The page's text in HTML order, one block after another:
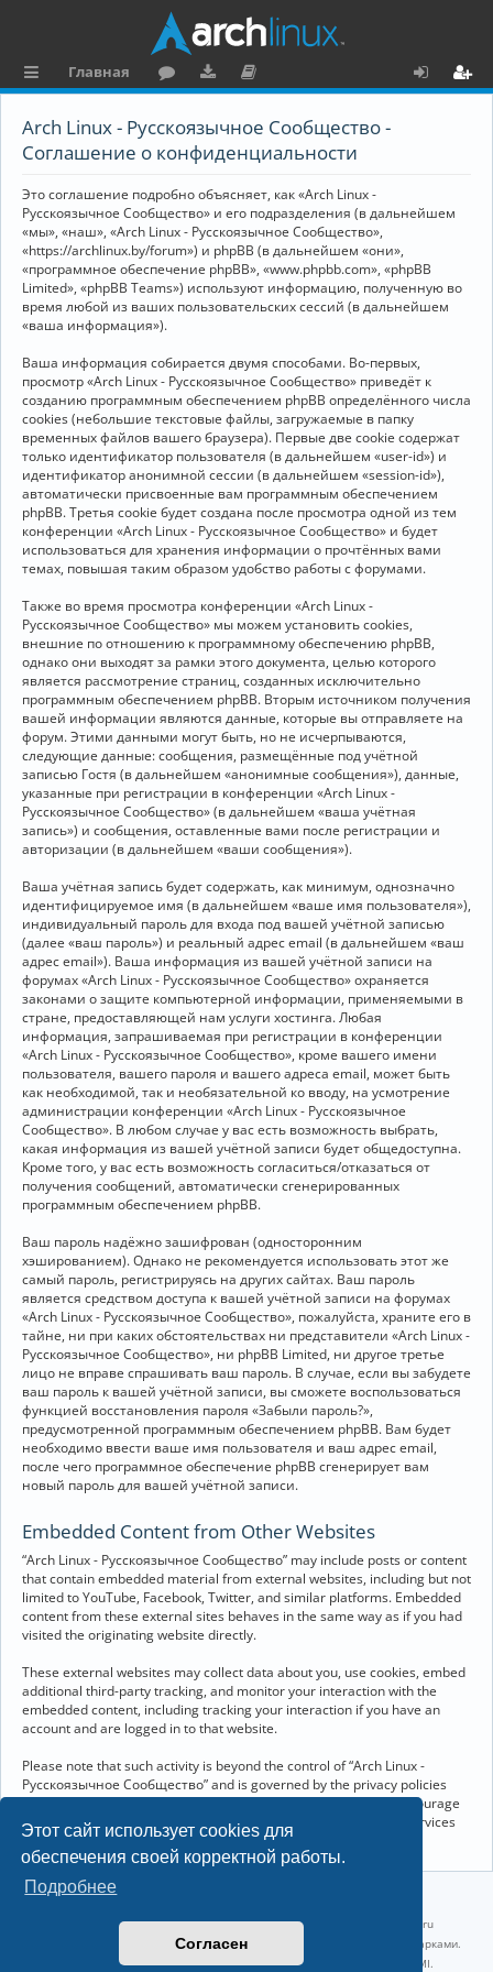
Этот сайт использует cookies для
обеспечения своей корректной работы.
Подробнее
Согласен
ы
к
и
Главная
ру
ру
и
ку
е
н
та
ц
я
Arch Linux - Русскоязычное Сообщество -
Соглашение о конфиденциальности
Это соглашение подробно объясняет, как «Arch Linux -
Русскоязычное Сообщество» и его подразделения (в дальнейшем
«мы», «наш», «Arch Linux - Русскоязычное Сообщество»,
«https://archlinux.by/forum») и phpBB (в дальнейшем «они»,
«программное обеспечение phpBB», «www.phpbb.com», «phpBB
Limited», «phpBB Teams») используют информацию, полученную во
время любой из ваших пользовательских сессий (в дальнейшем
«ваша информация»).
Ваша информация собирается двумя способами. Во-первых,
просмотр «Arch Linux - Русскоязычное Сообщество» приведёт к
созданию программным обеспечением phpBB определённого числа
cookies (небольшие текстовые файлы, загружаемые в папку
временных файлов вашего браузера). Первые две cookie содержат
только идентификатор пользователя (в дальнейшем «user-id») и
идентификатор анонимной сессии (в дальнейшем «session-id»),
автоматически присвоенные вам программным обеспечением
phpBB. Третья cookie будет создана после просмотра одной из тем
конференции «Arch Linux - Русскоязычное Сообщество» и будет
использоваться для хранения информации о прочтённых вами
темах, повышая таким образом удобство работы с форумами.
Также во время просмотра конференции «Arch Linux -
Русскоязычное Сообщество» мы можем установить cookies,
внешние по отношению к программному обеспечению phpBB,
однако они выходят за рамки этого документа, целью которого
является рассмотрение страниц, созданных исключительно
программным обеспечением phpBB. Вторым источником получения
вашей информации являются данные, которые вы отправляете на
форум. Этими данными могут быть, но не исчерпываются,
следующие данные: сообщения, размещённые под учётной
записью Гостя (в дальнейшем «анонимные сообщения»), данные,
указанные при регистрации в конференции «Arch Linux -
Русскоязычное Сообщество» (в дальнейшем «ваша учётная
запись») и сообщения, оставленные вами после регистрации и
авторизации (в дальнейшем «ваши сообщения»).
Ваша учётная запись будет содержать, как минимум, однозначно
идентифицируемое имя (в дальнейшем «ваше имя пользователя»),
индивидуальный пароль для входа под вашей учётной записью
(далее «ваш пароль») и реальный адрес email (в дальнейшем «ваш
адрес email»). Ваша информация из вашей учётной записи на
форумах «Arch Linux - Русскоязычное Сообщество» охраняется
законами о защите компьютерной информации, применяемыми в
стране, предоставляющей нам услуги хостинга. Любая
информация, запрашиваемая при регистрации в конференции
«Arch Linux - Русскоязычное Сообщество», кроме вашего имени
пользователя, вашего пароля и вашего адреса email, может быть
как необходимой, так и необязательной ко вводу, на усмотрение
администрации конференции «Arch Linux - Русскоязычное
Сообщество». В любом случае у вас есть возможность выбрать,
какая информация из вашей учётной записи будет общедоступна.
Кроме того, у вас есть возможность согласиться/отказаться от
получения сообщений, автоматически сгенерированных
программным обеспечением phpBB.
Ваш пароль надёжно зашифрован (односторонним
хэшированием). Однако не рекомендуется использовать этот же
самый пароль, регистрируясь на других сайтах. Ваш пароль
является средством доступа к вашей учётной записи на форумах
«Arch Linux - Русскоязычное Сообщество», пожалуйста, храните его в
тайне, ни при каких обстоятельствах ни представители «Arch Linux -
Русскоязычное Сообщество», ни phpBB Limited, ни другое третье
лицо не вправе спрашивать ваш пароль. В случае, если вы забудете
ваш пароль к вашей учётной записи, вы сможете воспользоваться
функцией восстановления пароля «Забыли пароль?»,
предусмотренной программным обеспечением phpBB. Вам будет
необходимо ввести ваше имя пользователя и ваш адрес email,
после чего программное обеспечение phpBB сгенерирует вам
новый пароль для вашей учётной записи.
Embedded Content from Other Websites
“Arch Linux - Русскоязычное Сообщество” may include posts or content
that contain embedded material from external websites, including but not
limited to YouTube, Facebook, Twitter, and similar platforms. Embedded
content from these external sites behaves in the same way as if you had
visited the originating website directly.
These external websites may collect data about you, use cookies, embed
additional third-party tracking, and monitor your interaction with the
embedded content, including tracking your interaction if you have an
account and are logged in to that website.
Please note that such activity is beyond the control of “Arch Linux -
Русскоязычное Сообщество” and is governed by the privacy policies
and terms of service of the respective external websites. We encourage
you to review the privacy and cookie policies of any third-party services
you interact with through embedded content.
Linux 6.18.40-1-lts x86_64 GNU/Linux 2026-07-26 08:48:12 |
vps reg.ru
Название и логотип Arch Linux ™ являются признанными торговыми марками.
Linux ® — зарегистрированная торговая марка Linus Torvalds и LMI.